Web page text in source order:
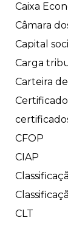
Caixa
Câmara
Capital
Carga
Carteira
CFOP
CIAP
CLT